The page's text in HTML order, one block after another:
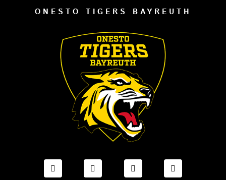
ONESTO TIGERS BAYREUTH
FACEBOOK ONESTO TIGERS BAYREUTH
INSTAGRAM ONESTO TIGERS
TIKTOK ONESTO